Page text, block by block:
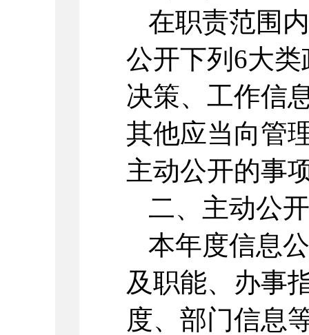
在职责范围
公开下列6大
决策、工作信
其他应当向管
主动公开的事
二、主动公
本年度信息
及职能、办事
度、部门信息